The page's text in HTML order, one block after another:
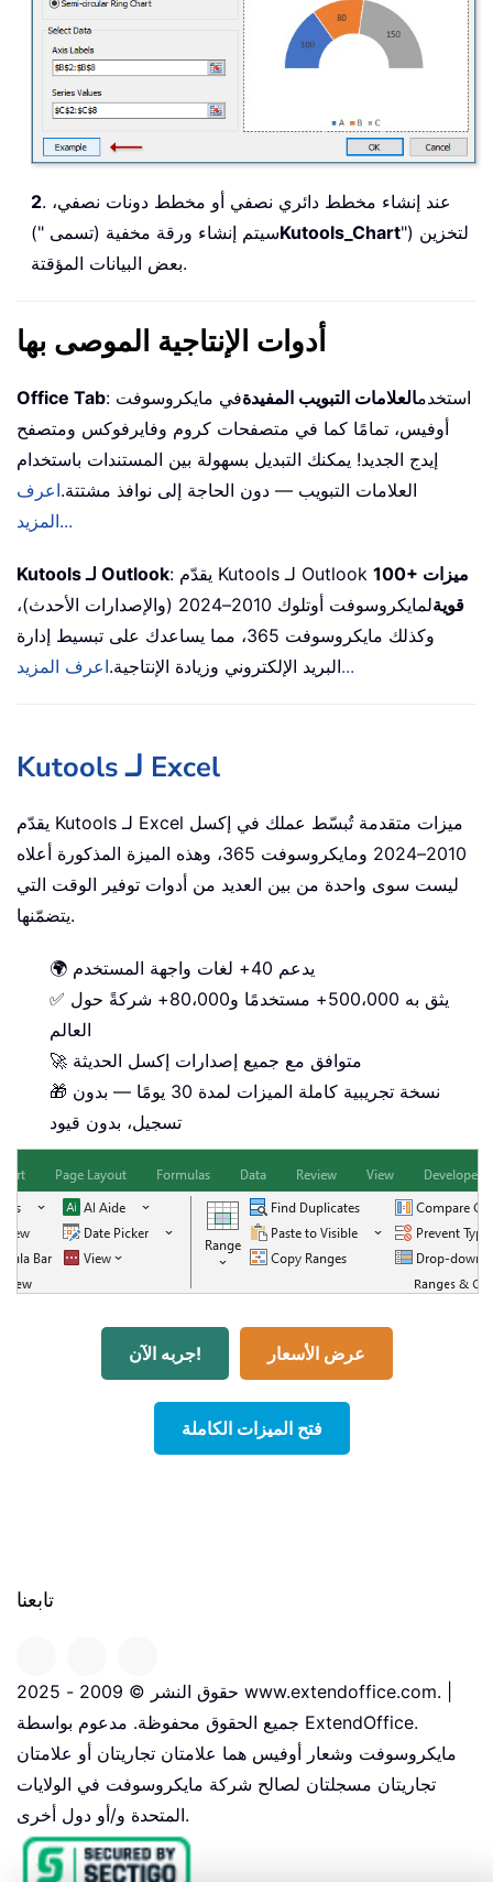
2. عند إنشاء مخطط دائري نصفي أو مخطط دونات نصفي،
سيتم إنشاء ورقة مخفية (تسمى ")Kutools_Chart") لتخزين
بعض البيانات المؤقتة.
أدوات الإنتاجية الموصى بها
Office Tab : استخدمالعلامات التبويب المفيدةفي مايكروسوفت
أوفيس، تمامًا كما في متصفحات كروم وفايرفوكس ومتصفح
إيدج الجديد! يمكنك التبديل بسهولة بين المستندات باستخدام
العلامات التبويب — دون الحاجة إلى نوافذ مشتتة.اعرف
المزيد...
Kutools لـ Outlook : يقدّم Kutools لـ Outlook 100+ ميزات
قوية
لمايكروسوفت أوتلوك 2010–2024 (والإصدارات الأحدث)،
وكذلك مايكروسوفت 365، مما يساعدك على تبسيط إدارة
البريد الإلكتروني وزيادة الإنتاجية.اعرف المزيد...
Kutools لـ Excel
يقدّم Kutools لـ Excel ميزات متقدمة تُبسّط عملك في إكسل
2010–2024 ومايكروسوفت 365، وهذه الميزة المذكورة أعلاه
ليست سوى واحدة من بين العديد من أدوات توفير الوقت التي
يتضمّنها.
🌍 يدعم 40+ لغات واجهة المستخدم
✅ يثق به 500،000+ مستخدمًا و80،000+ شركةً حول
العالم
🚀 متوافق مع جميع إصدارات إكسل الحديثة
🎁 نسخة تجريبية كاملة الميزات لمدة 30 يومًا — بدون
تسجيل، بدون قيود
جربه الآن! عرض الأسعار
فتح الميزات الكاملة
تابعنا
حقوق النشر © 2009 - 2025 www.extendoffice.com. |
جميع الحقوق محفوظة. مدعوم بواسطة ExtendOffice.
مايكروسوفت وشعار أوفيس هما علامتان تجاريتان أو علامتان
تجاريتان مسجلتان لصالح شركة مايكروسوفت في الولايات
المتحدة و/أو دول أخرى.